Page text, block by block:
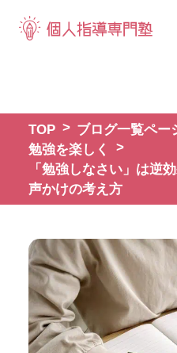
TOP ブログ一覧ペー
勉強を楽しく
「勉強しなさい」は逆
声かけの考え方